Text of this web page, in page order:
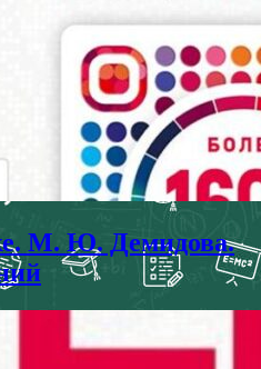
М. Ю. Демидова.